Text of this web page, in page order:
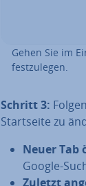
Gehen Sie im
fest­zu­le­gen.
Schritt 3:
Start­sei­te zu
Neuer Tab
Google-
Zuletzt